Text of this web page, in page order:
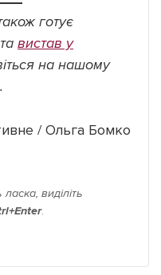
готує
вистав у
на нашому
/ Ольга Бомко
виділіть
.